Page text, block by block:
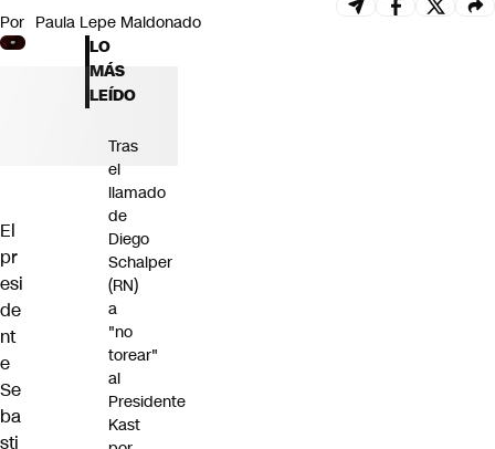
Por Paula Lepe Maldonado
El
pr
esi
de
nt
e
Se
ba
sti
LO
MÁS
LEÍDO
Tras
el
llamado
de
Diego
Schalper
(RN)
a
"no
torear"
al
Presidente
Kast